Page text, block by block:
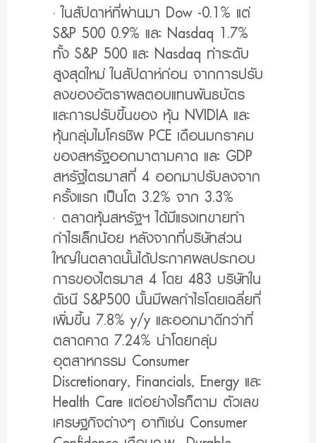
· ในสัปดาห์ที่ผ่านมา Dow -0.1% แต่
S&P 500 0.9% และ Nasdaq 1.7%
ทั้ง S&P 500 และ Nasdaq ทำระดับ
สูงสุดใหม่ ในสัปดาห์ก่อน จากการปรับ
ลงของอัตราผลตอบแทนพันธบัตร
และการปรับขึ้นของ หุ้น NVIDIA และ
หุ้นกลุ่มไมโครชิพ PCE เดือนมกราคม
ของสหรัฐออกมาตามคาด และ GDP
สหรัฐไตรมาสที่ 4 ออกมาปรับลงจาก
ครั้งแรก เป็นโต 3.2% จาก 3.3%
· ตลาดหุ้นสหรัฐฯ ได้มีแรงเทขายทำ
กำไรเล็กน้อย หลังจากที่บริษัทส่วน
ใหญ่ในตลาดนั้นได้ประกาศผลประกอบ
การของไตรมาส 4 โดย 483 บริษัทใน
ดัชนี S&P500 นั้นมีผลกำไรโดยเฉลี่ยที่
เพิ่มขึ้น 7.8% y/y และออกมาดีกว่าที่
ตลาดคาด 7.24% นำโดยกลุ่ม
อุตสาหกรรม Consumer
Discretionary, Financials, Energy และ
Health Care แต่อย่างไรก็ตาม ตัวเลข
เศรษฐกิจต่างๆ อาทิเช่น Consumer